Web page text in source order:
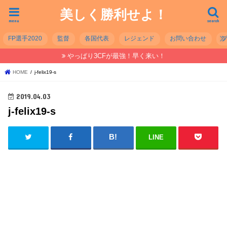
美しく勝利せよ！ search
menu
FP選手2020 監督 各国代表 レジェンド お問い合わせ
やっぱり3CFが最強！早く来い！
HOME j-felix19-s
2019.04.03
j-felix19-s
LINE